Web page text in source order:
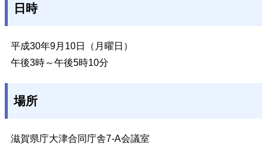
日時
平成30年9月10日（月曜日）
午後3時～午後5時10分
場所
滋賀県庁大津合同庁舎7-A会議室